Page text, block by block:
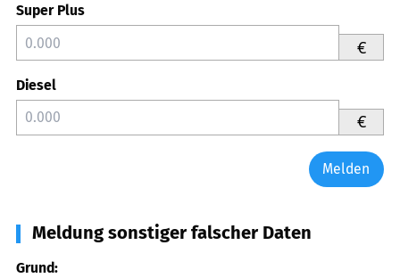
Super Plus
€
Diesel
€
Melden
Meldung sonstiger falscher Daten
Grund: